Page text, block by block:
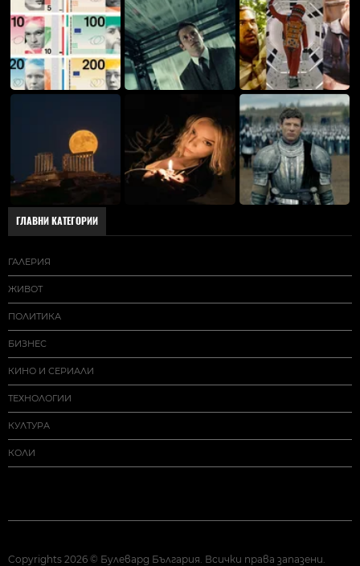
ГЛАВНИ КАТЕГОРИИ
ГАЛЕРИЯ
ЖИВОТ
ПОЛИТИКА
БИЗНЕС
КИНО И СЕРИАЛИ
ТЕХНОЛОГИИ
КУЛТУРА
КОЛИ
Copyrights 2026 © Булевард България. Всички права запазени.